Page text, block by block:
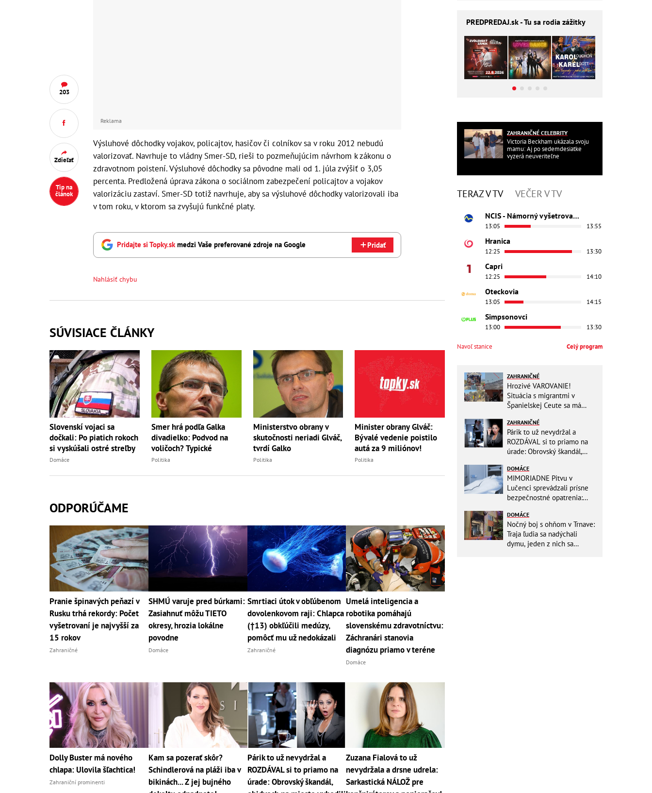
203
Zdieľať
Tip na
článok
Reklama
Výsluhové dôchodky vojakov, policajtov, hasičov či colníkov sa v roku 2012 nebudú
valorizovať. Navrhuje to vládny Smer-SD, rieši to pozmeňujúcim návrhom k zákonu o
zdravotnom poistení. Výsluhové dôchodky sa pôvodne mali od 1. júla zvýšiť o 3,05
percenta. Predložená úprava zákona o sociálnom zabezpečení policajtov a vojakov
valorizáciu zastaví. Smer-SD totiž navrhuje, aby sa výsluhové dôchodky valorizovali iba
v tom roku, v ktorom sa zvyšujú funkčné platy.
Pridajte si Topky.skmedzi Vaše preferované zdroje na Google Pridať
Nahlásiť chybu
SÚVISIACE ČLÁNKY
Slovenskí vojaci sa
dočkali: Po piatich rokoch
si vyskúšali ostré streľby
Domáce
Smer hrá podľa Galka
divadielko: Podvod na
voličoch? Typické
Politika
Ministerstvo obrany v
skutočnosti neriadi Glváč,
tvrdí Galko
Politika
Minister obrany Glváč:
Bývalé vedenie poistilo
autá za 9 miliónov!
Politika
ODPORÚČAME
Pranie špinavých peňazí v
Rusku trhá rekordy: Počet
vyšetrovaní je najvyšší za
15 rokov
Zahraničné
SHMÚ varuje pred búrkami:
Zasiahnuť môžu TIETO
okresy, hrozia lokálne
povodne
Domáce
Smrtiaci útok v obľúbenom
dovolenkovom raji: Chlapca
(†13) obkľúčili medúzy,
pomôcť mu už nedokázali
Zahraničné
Umelá inteligencia a
robotika pomáhajú
slovenskému zdravotníctvu:
Záchranári stanovia
diagnózu priamo v teréne
Domáce
Dolly Buster má nového
chlapa: Ulovila šľachtica!
Zahraniční prominenti
Kam sa pozerať skôr?
Schindlerová na pláži iba v
bikinách... Z jej bujného
Párik to už nevydržal a
ROZDÁVAL si to priamo na
úrade: Obrovský škandál,
Zuzana Fialová to už
nevydržala a drsne udrela:
Sarkastická NÁLOŽ pre
PREDPREDAJ.sk - Tu sa rodia zážitky
ZAHRANIČNÉ CELEBRITY
Victoria Beckham ukázala svoju
mamu: Aj po sedemdesiatke
vyzerá neuveriteľne
TERAZ V TV VEČER V TV
NCIS - Námorný vyšetrovací úrad
13:05 13:55
Hranica
12:25 13:30
Capri
12:25 14:10
Oteckovia
13:05 14:15
Simpsonovci
13:00 13:30
Navoľ stanice Celý program
ZAHRANIČNÉ
Hrozivé VAROVANIE!
Situácia s migrantmi v
Španielskej Ceute sa má
presný dátum druhej invázie
ZAHRANIČNÉ
Párik to už nevydržal a
ROZDÁVAL si to priamo na
úrade: Obrovský škandál,
DOMÁCE
MIMORIADNE Pitvu v
Lučenci sprevádzali prísne
bezpečnostné opatrenia:
DOMÁCE
Nočný boj s ohňom v Trnave:
Traja ľudia sa nadýchali
dymu, jeden z nich sa